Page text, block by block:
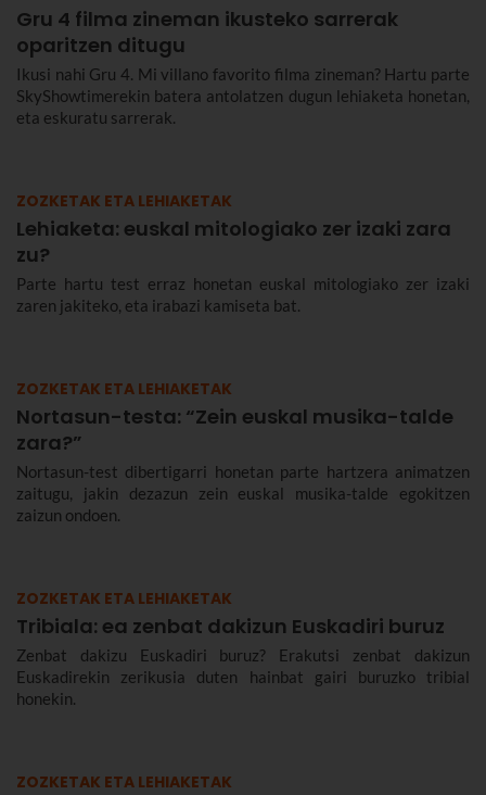
Gru 4 filma zineman ikusteko sarrerak
oparitzen ditugu
Ikusi nahi Gru 4. Mi villano favorito filma zineman? Hartu parte
SkyShowtimerekin batera antolatzen dugun lehiaketa honetan,
eta eskuratu sarrerak.
ZOZKETAK ETA LEHIAKETAK
Lehiaketa: euskal mitologiako zer izaki zara
zu?
Parte hartu test erraz honetan euskal mitologiako zer izaki
zaren jakiteko, eta irabazi kamiseta bat.
ZOZKETAK ETA LEHIAKETAK
Nortasun-testa: “Zein euskal musika-talde
zara?”
Nortasun-test dibertigarri honetan parte hartzera animatzen
zaitugu, jakin dezazun zein euskal musika-talde egokitzen
zaizun ondoen.
ZOZKETAK ETA LEHIAKETAK
Tribiala: ea zenbat dakizun Euskadiri buruz
Zenbat dakizu Euskadiri buruz? Erakutsi zenbat dakizun
Euskadirekin zerikusia duten hainbat gairi buruzko tribial
honekin.
ZOZKETAK ETA LEHIAKETAK